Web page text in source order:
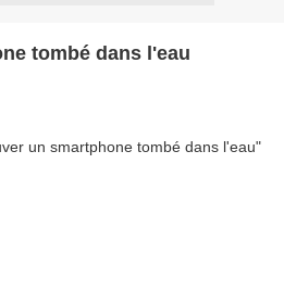
tombé dans l'eau